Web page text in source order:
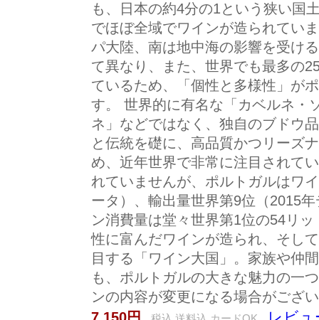
も、日本の約4分の1という狭い国
でほぼ全域でワインが造られてい
パ大陸、南は地中海の影響を受け
て異なり、また、世界でも最多の
ているため、「個性と多様性」が
す。 世界的に有名な「カベルネ・
ネ」などではなく、独自のブドウ
と伝統を礎に、高品質かつリーズ
め、近年世界で非常に注目されて
れていませんが、ポルトガルはワ
ータ）、輸出量世界第9位（2015
ン消費量は堂々世界第1位の54リ
性に富んだワインが造られ、そし
目する「ワイン大国」。家族や仲
も、ポルトガルの大きな魅力の一
ンの内容が変更になる場合がござ